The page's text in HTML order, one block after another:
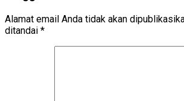
Alamat email Anda tidak akan
ditandai *